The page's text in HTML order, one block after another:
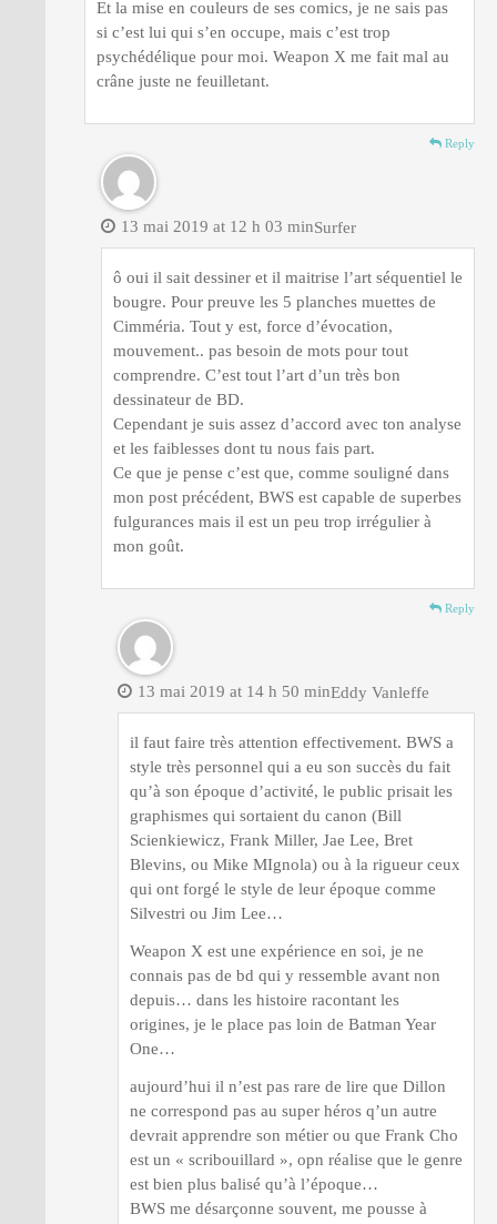
Et la mise en couleurs de ses comics, je ne sais pas
si c’est lui qui s’en occupe, mais c’est trop
psychédélique pour moi. Weapon X me fait mal au
crâne juste ne feuilletant.
Reply
Surfer
13 mai 2019 at 12 h 03 min
ô oui il sait dessiner et il maitrise l’art séquentiel le
bougre. Pour preuve les 5 planches muettes de
Cimméria. Tout y est, force d’évocation,
mouvement.. pas besoin de mots pour tout
comprendre. C’est tout l’art d’un très bon
dessinateur de BD.
Cependant je suis assez d’accord avec ton analyse
et les faiblesses dont tu nous fais part.
Ce que je pense c’est que, comme souligné dans
mon post précédent, BWS est capable de superbes
fulgurances mais il est un peu trop irrégulier à
mon goût.
Reply
Eddy Vanleffe
13 mai 2019 at 14 h 50 min
il faut faire très attention effectivement. BWS a
style très personnel qui a eu son succès du fait
qu’à son époque d’activité, le public prisait les
graphismes qui sortaient du canon (Bill
Scienkiewicz, Frank Miller, Jae Lee, Bret
Blevins, ou Mike MIgnola) ou à la rigueur ceux
qui ont forgé le style de leur époque comme
Silvestri ou Jim Lee…
Weapon X est une expérience en soi, je ne
connais pas de bd qui y ressemble avant non
depuis… dans les histoire racontant les
origines, je le place pas loin de Batman Year
One…
aujourd’hui il n’est pas rare de lire que Dillon
ne correspond pas au super héros q’un autre
devrait apprendre son métier ou que Frank Cho
est un « scribouillard », opn réalise que le genre
est bien plus balisé qu’à l’époque…
BWS me désarçonne souvent, me pousse à